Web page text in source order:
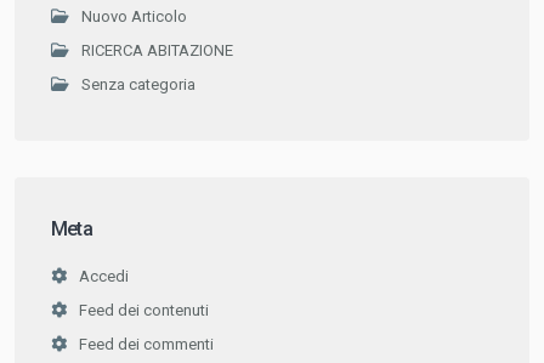
Nuovo Articolo
RICERCA ABITAZIONE
Senza categoria
Meta
Accedi
Feed dei contenuti
Feed dei commenti